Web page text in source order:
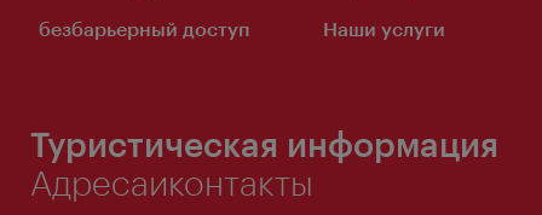
безбарьерный доступ Наши услуги
Туристическая информация
Адресаиконтакты